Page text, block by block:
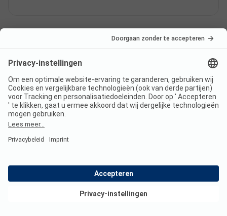
Hoeveel huuraccommodaties
biedt Camping Les Peupliers?
Hoe ver is de dichtstbijzijnde
Peupliers?
Bekijk deals